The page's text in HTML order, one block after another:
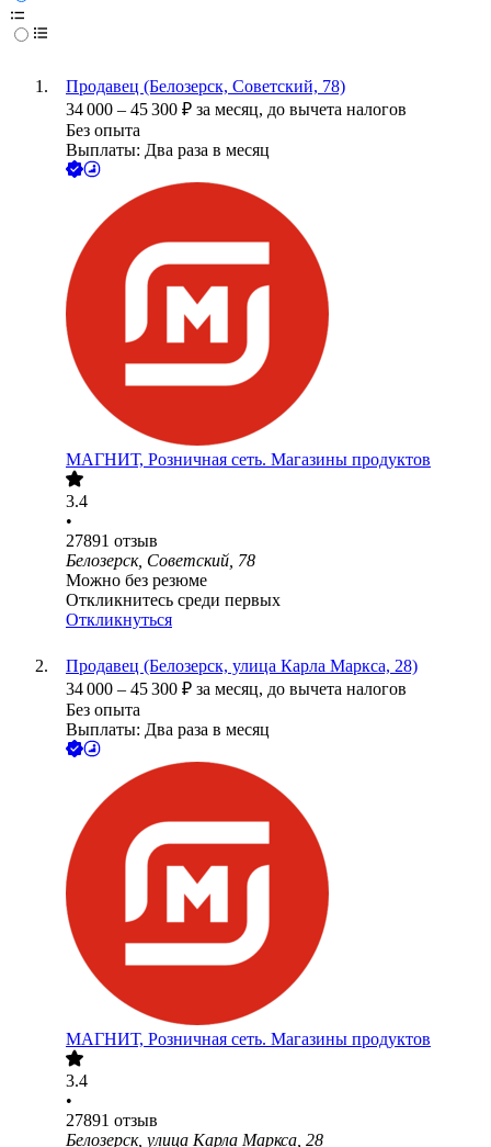
Продавец (Белозерск, Советский, 78)
34 000 – 45 300 ₽ за месяц, до вычета налогов
Без опыта
Выплаты: Два раза в месяц
МАГНИТ, Розничная сеть. Магазины продуктов
3.4
•
27891 отзыв
Белозерск, Советский, 78
Можно без резюме
Откликнитесь среди первых
Откликнуться
Продавец (Белозерск, улица Карла Маркса, 28)
34 000 – 45 300 ₽ за месяц, до вычета налогов
Без опыта
Выплаты: Два раза в месяц
МАГНИТ, Розничная сеть. Магазины продуктов
3.4
•
27891 отзыв
Белозерск, улица Карла Маркса, 28